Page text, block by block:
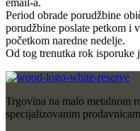
email-a.
Period obrade porudžbine
porudžbine poslate petkom i
početkom naredne nedelje.
Od tog trenutka rok isporuke
Trgovina na malo metalnom
specijalizovanim